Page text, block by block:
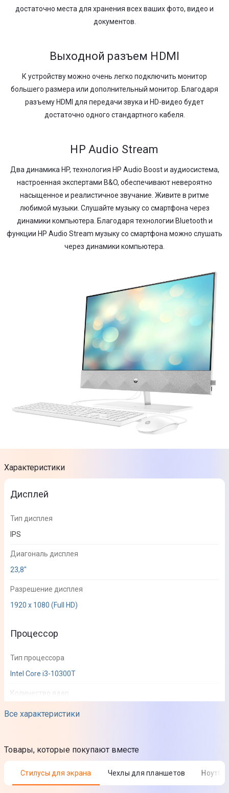
достаточно места для хранения всех ваших фото, видео и
документов.
Выходной разъем HDMI
К устройству можно очень легко подключить монитор
большего размера или дополнительный монитор. Благодаря
разъему HDMI для передачи звука и HD-видео будет
достаточно одного стандартного кабеля.
HP Audio Stream
Два динамика HP, технология HP Audio Boost и аудиосистема,
настроенная экспертами B&O, обеспечивают невероятно
насыщенное и реалистичное звучание. Живите в ритме
любимой музыки. Слушайте музыку со смартфона через
динамики компьютера. Благодаря технологии Bluetooth и
функции HP Audio Stream музыку со смартфона можно слушать
через динамики компьютера.
Характеристики
Все характеристики
Дисплей
Тип дисплея
IPS
Диагональ дисплея
23,8"
Разрешение дисплея
1920 х 1080 (Full HD)
Процессор
Тип процессора
Intel Core i3-10300T
Количество ядер
Товары, которые покупают вместе
Стилусы для экрана Чехлы для планшетов